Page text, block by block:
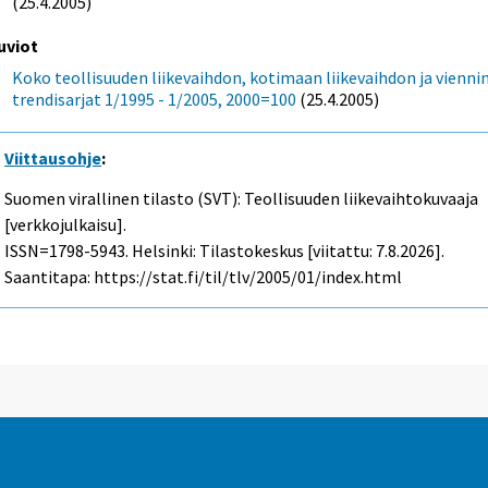
Koko teollisuuden liikevaihdon, kotimaan liikevaihdon ja
trendisarjat 1/1995 - 1/2005, 2000=100 (25.4.2005)
Viittausohje:
Suomen virallinen tilasto (SVT): Teollisuuden liikevaihtokuvaaja
[verkkojulkaisu].
ISSN=1798-5943. Helsinki: Tilastokeskus [viitattu: 7.8.2026].
Saantitapa: https://stat.fi/til/tlv/2005/01/index.html